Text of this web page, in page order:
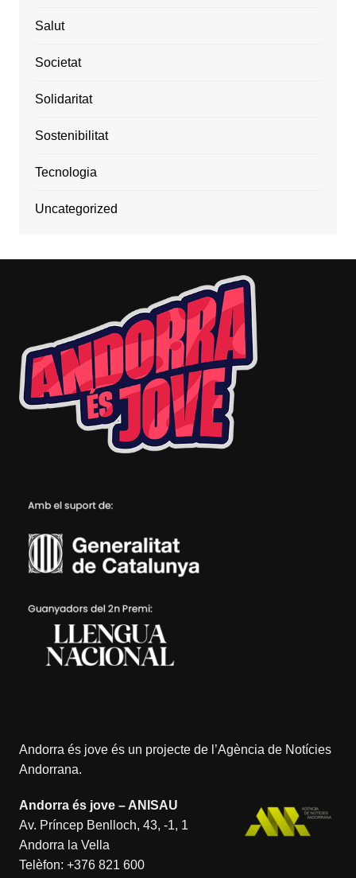
Salut
Societat
Solidaritat
Sostenibilitat
Tecnologia
Uncategorized
Andorra és jove és un projecte de l’Agència de Notícies
Andorrana.
Andorra és jove – ANISAU
Av. Príncep Benlloch, 43, -1, 1
Andorra la Vella
Telèfon: +376 821 600